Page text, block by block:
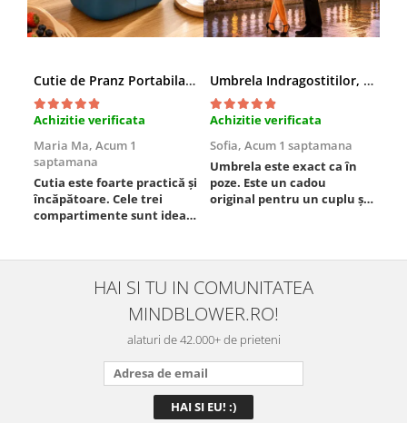
Cutie de Pranz Portabila cu Compartimente
Achizitie verificata
Maria Ma, Acum 1
saptamana
Cutia este foarte practică și
încăpătoare. Cele trei
compartimente sunt ideale
este sigură, fără scurgeri. O
folosesc aproape zilnic la
serviciu și sunt foarte
Umbrela Indragostitilor, Inima rosie
Achizitie verificata
Sofia, Acum 1 saptamana
Umbrela este exact ca în
poze. Este un cadou
original pentru un cuplu și
dimensiunea este
potrivită. Sunt foarte
mulțumită de achiziție și o
recomand celor care vor
HAI SI TU IN COMUNITATEA
MINDBLOWER.RO!
alaturi de 42.000+ de prieteni